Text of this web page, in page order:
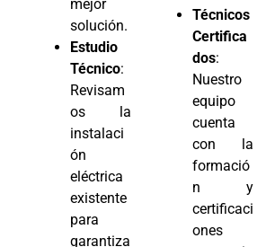
mejor
solución.
Estudio
Técnico:
Revisam
os la
instalaci
ón
eléctrica
existente
para
garantiza
Técnicos
Certifica
dos:
Nuestro
equipo
cuenta
con la
formació
n y
certificaci
ones